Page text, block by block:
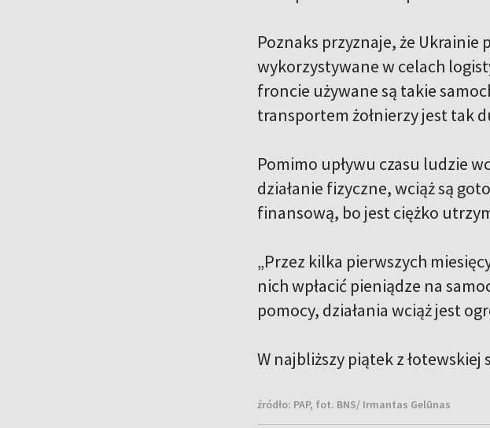
Poznaks przyznaje, że Ukrainie
wykorzystywane w celach
froncie używane są takie
transportem żołnierzy jest tak
Pomimo upływu czasu ludzie
działanie fizyczne, wciąż są
finansową, bo jest ciężko
„Przez kilka pierwszych
nich wpłacić pieniądze na
pomocy, działania wciąż jest
W najbliższy piątek z
źródło: PAP, fot. BNS/ Irmantas Gelūnas